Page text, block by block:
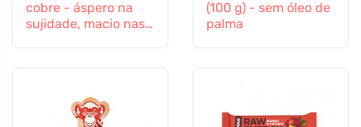
cobre - áspero na
sujidade, macio nas
(100 g) - sem óleo de
palma